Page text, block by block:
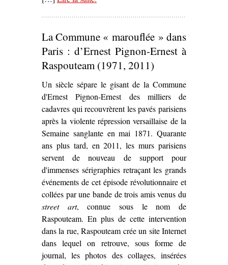
La Commune « marouflée » dans
Paris : d’Ernest Pignon-Ernest à
Raspouteam (1971, 2011)
Un siècle sépare le gisant de la Commune
d'Ernest Pignon-Ernest des milliers de
cadavres qui recouvrèrent les pavés parisiens
après la violente répression versaillaise de la
Semaine sanglante en mai 1871. Quarante
ans plus tard, en 2011, les murs parisiens
servent de nouveau de support pour
d'immenses sérigraphies retraçant les grands
événements de cet épisode révolutionnaire et
collées par une bande de trois amis venus du
street art, connue sous le nom de
Raspouteam. En plus de cette intervention
dans la rue, Raspouteam crée un site Internet
dans lequel on retrouve, sous forme de
journal, les photos des collages, insérées